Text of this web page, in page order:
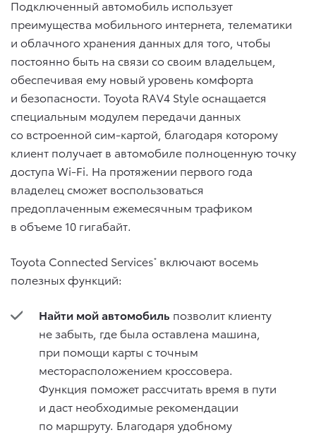
Подключенный автомобиль использует
преимущества мобильного интернета, телематики
и облачного хранения данных для того, чтобы
постоянно быть на связи со своим владельцем,
обеспечивая ему новый уровень комфорта
и безопасности. Toyota RAV4 Style оснащается
специальным модулем передачи данных
со встроенной сим-картой, благодаря которому
клиент получает в автомобиле полноценную точку
доступа Wi-Fi. На протяжении первого года
владелец сможет воспользоваться
предоплаченным ежемесячным трафиком
в объеме 10 гигабайт.
Toyota Connected Services* включают восемь
полезных функций:
Найти мой автомобиль позволит клиенту
не забыть, где была оставлена машина,
при помощи карты с точным
месторасположением кроссовера.
Функция поможет рассчитать время в пути
и даст необходимые рекомендации
по маршруту. Благодаря удобному